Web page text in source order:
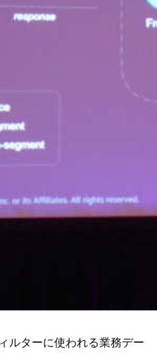
ルターに使われる業務デー